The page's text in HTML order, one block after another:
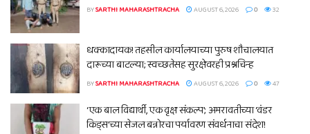
BYSARTHI MAHARASHTRACHA AUGUST 6, 2026 0 32
धक्कादायक! तहसील कार्यालयाच्या पुरुष शौचालयात
दारूच्या बाटल्या; स्वच्छतेसह सुरक्षेवरही प्रश्नचिन्ह
BYSARTHI MAHARASHTRACHA AUGUST 6, 2026 0 47
‘एक बाल विद्यार्थी, एक वृक्ष संकल्प’; अमरावतीच्या ‘वंडर
किड्स’च्या सेजल बन्नोरचा पर्यावरण संवर्धनाचा संदेश!